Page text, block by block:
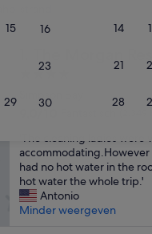
15 16
23
29 30
14
21
28
4.0-
10,
Fantastisch,
(2.349
beoordelingen)
T
h
e
c
l
'The cleaning ladies were
had no hot water in the
hot water the whole trip.'
Antonio
Minder weergeven